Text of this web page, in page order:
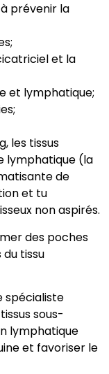
prévenir la
et la
et lymphatique;
les tissus
lymphatique (la
de
et tu
non aspirés.
des poches
tissu
spécialiste
sous-
lymphatique
et favoriser le